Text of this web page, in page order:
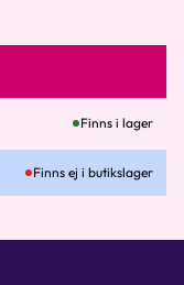
Finns i lager
Finns ej i butikslager